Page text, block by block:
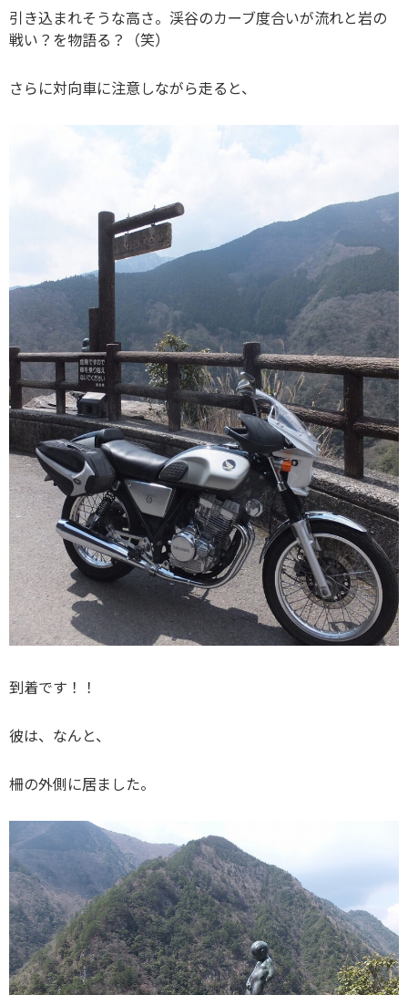
引き込まれそうな高さ。渓谷のカーブ度合いが流れと岩の
戦い？を物語る？（笑）
さらに対向車に注意しながら走ると、
到着です！！
彼は、なんと、
柵の外側に居ました。